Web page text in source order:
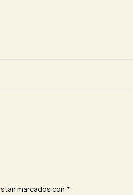
marcados con *